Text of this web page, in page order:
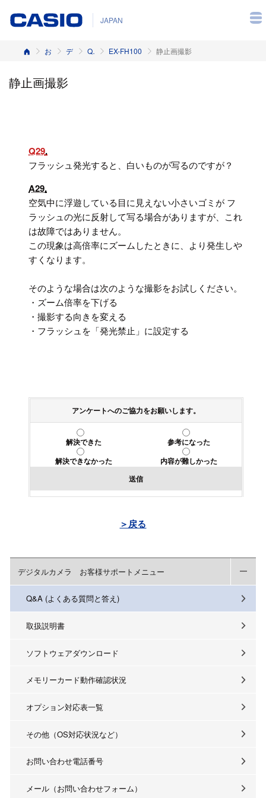
JAPAN
ホーム お客様サポート デジタルカメラ Q&A（よくある質問と答え） EX-FH100 静止画撮影
静止画撮影
Q29
フラッシュ発光すると、白いものが写るのですが？
A29
空気中に浮遊している目に見えない小さいゴミが フ
ラッシュの光に反射して写る場合がありますが、これ
は故障ではありません。
この現象は高倍率にズームしたときに、より発生しや
すくなります。
そのような場合は次のような撮影をお試しください。
・ズーム倍率を下げる
・撮影する向きを変える
・フラッシュを「発光禁止」に設定する
アンケートへのご協力をお願いします。
解決できた
参考になった
解決できなかった
内容が難しかった
送信
＞戻る
デジタルカメラ お客様サポートメニュー
Q&A (よくある質問と答え)
取扱説明書
ソフトウェアダウンロード
メモリーカード動作確認状況
オプション対応表一覧
その他（OS対応状況など）
お問い合わせ電話番号
メール（お問い合わせフォーム）